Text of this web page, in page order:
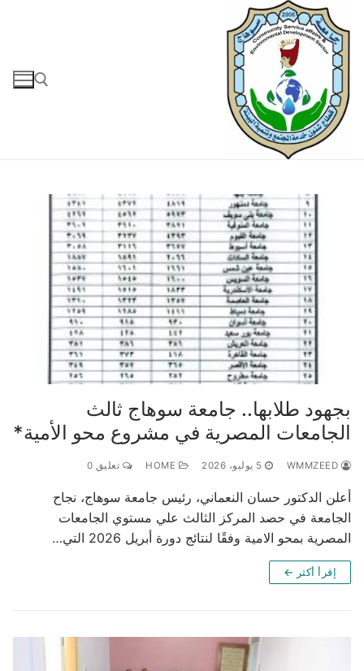
التجاوز
إلى
المحتوى
بجهود طلابها.. جامعة سوهاج ثالث
الجامعات المصرية في مشروع محو الأمية*
5 يوليو، 2026 تعليق 0
أعلن الدكتور حسان النعماني، رئيس جامعة سوهاج، نجاح
الجامعة في حصد المركز الثالث علي مستوي الجامعات
المصرية بمحو الامية وفقًا لنتائج دورة أبريل 2026 التي…
إقرأ أكثر ←